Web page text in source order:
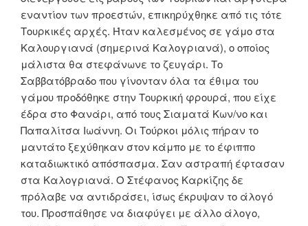
εναντίον των προεστών, επικηρύχθηκε από τις τότε
Τουρκικές αρχές. Ήταν καλεσμένος σε γάμο στα
Καλουργιανά (σημερινά Καλογριανά), ο οποίος
μάλιστα θα στεφάνωνε το ζευγάρι. Το
Σαββατόβραδο που γίνονταν όλα τα έθιμα του
γάμου προδόθηκε στην Τουρκική φρουρά, που είχε
έδρα στο Φανάρι, από τους Σιαματά Κων/νο και
Παπαλίτσα Ιωάννη. Οι Τούρκοι μόλις πήραν το
μαντάτο ξεχύθηκαν στον κάμπο με το έφιππο
καταδιωκτικό απόσπασμα. Σαν αστραπή έφτασαν
στα Καλογριανά. Ο Στέφανος Καρκίζης δε
πρόλαβε να αντιδράσει, ίσως έκρυψαν το άλογό
του. Προσπάθησε να διαφύγει με άλλο άλογο,